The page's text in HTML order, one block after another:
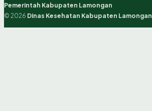
Pemerintah Kabupaten Lamongan
© 2026 Dinas Kesehatan Kabupaten Lamongan